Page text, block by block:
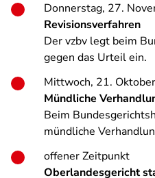
Donnerstag, 27.
Revisionsverfahren
Der vzbv legt beim
gegen das Urteil ein.
Mittwoch, 21.
Mündliche
Beim
mündliche
offener Zeitpunkt
Oberlandesgericht